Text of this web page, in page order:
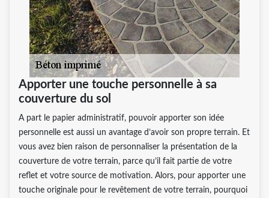
Apporter une touche personnelle à sa
couverture du sol
A part le papier administratif, pouvoir apporter son idée
personnelle est aussi un avantage d’avoir son propre terrain. Et
vous avez bien raison de personnaliser la présentation de la
couverture de votre terrain, parce qu’il fait partie de votre
reflet et votre source de motivation. Alors, pour apporter une
touche originale pour le revêtement de votre terrain, pourquoi